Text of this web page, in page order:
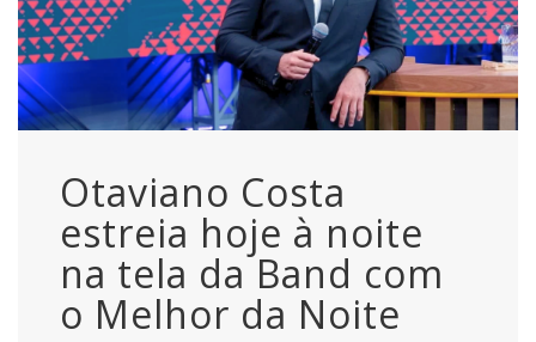
Otaviano Costa
estreia hoje à noite
na tela da Band com
o Melhor da Noite